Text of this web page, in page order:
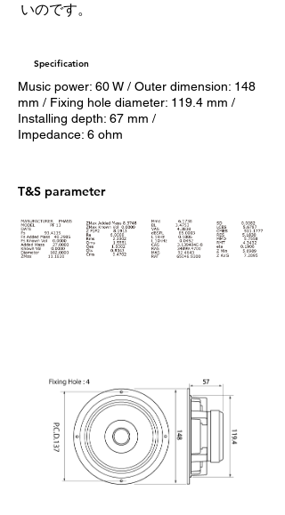
いのです。
Specification
​Music power: 60 W / Outer dimension: 148
mm / Fixing hole diameter: 119.4 mm /
Installing depth: 67 mm /
Impedance: 6 ohm
T&S parameter